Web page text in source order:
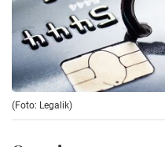
(Foto: Legalik)